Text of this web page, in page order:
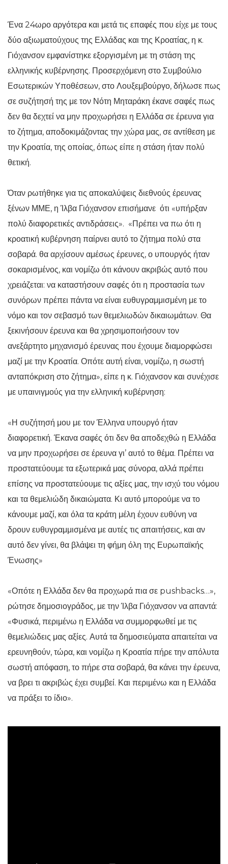
Ένα 24ωρο αργότερα και μετά τις επαφές που είχε με τους
δύο αξιωματούχους της Ελλάδας και της Κροατίας, η κ.
Γιόχανσον εμφανίστηκε εξοργισμένη με τη στάση της
ελληνικής κυβέρνησης. Προσερχόμενη στο Συμβούλιο
Εσωτερικών Υποθέσεων, στο Λουξεμβούργο, δήλωσε πως
σε συζήτησή της με τον Νότη Μηταράκη έκανε σαφές πως
δεν θα δεχτεί να μην προχωρήσει η Ελλάδα σε έρευνα για
το ζήτημα, αποδοκιμάζοντας την χώρα μας, σε αντίθεση με
την Κροατία, της οποίας, όπως είπε η στάση ήταν πολύ
θετική.
Όταν ρωτήθηκε για τις αποκαλύψεις διεθνούς έρευνας
ξένων ΜΜΕ, η Ίλβα Γιόχανσον επισήμανε ότι «υπήρξαν
πολύ διαφορετικές αντιδράσεις». «Πρέπει να πω ότι η
κροατική κυβέρνηση παίρνει αυτό το ζήτημα πολύ στα
σοβαρά. θα αρχίσουν αμέσως έρευνες, ο υπουργός ήταν
σοκαρισμένος, και νομίζω ότι κάνουν ακριβώς αυτό που
χρειάζεται: να καταστήσουν σαφές ότι η προστασία των
συνόρων πρέπει πάντα να είναι ευθυγραμμισμένη με το
νόμο και τον σεβασμό των θεμελιωδών δικαιωμάτων. Θα
ξεκινήσουν έρευνα και θα χρησιμοποιήσουν τον
ανεξάρτητο μηχανισμό έρευνας που έχουμε διαμορφώσει
μαζί με την Κροατία. Οπότε αυτή είναι, νομίζω, η σωστή
ανταπόκριση στο ζήτημα», είπε η κ. Γιόχανσον και συνέχισε
με υπαινιγμούς για την ελληνική κυβέρνηση:
«Η συζήτησή μου με τον Έλληνα υπουργό ήταν
διαφορετική. Έκανα σαφές ότι δεν θα αποδεχθώ η Ελλάδα
να μην προχωρήσει σε έρευνα γι’ αυτό το θέμα. Πρέπει να
προστατεύουμε τα εξωτερικά μας σύνορα, αλλά πρέπει
επίσης να προστατεύουμε τις αξίες μας, την ισχύ του νόμου
και τα θεμελιώδη δικαιώματα. Κι αυτό μπορούμε να το
κάνουμε μαζί, και όλα τα κράτη μέλη έχουν ευθύνη να
δρουν ευθυγραμμισμένα με αυτές τις απαιτήσεις, και αν
αυτό δεν γίνει, θα βλάψει τη φήμη όλη της Ευρωπαϊκής
Ένωσης»
«Οπότε η Ελλάδα δεν θα προχωρά πια σε pushbacks…»,
ρώτησε δημοσιογράδος, με την Ίλβα Γιόχανσον να απαντά:
«Φυσικά, περιμένω η Ελλάδα να συμμορφωθεί με τις
θεμελιώδεις μας αξίες. Αυτά τα δημοσιεύματα απαιτείται να
ερευνηθούν, τώρα, και νομίζω η Κροατία πήρε την απόλυτα
σωστή απόφαση, το πήρε στα σοβαρά, θα κάνει την έρευνα,
να βρει τι ακριβώς έχει συμβεί. Και περιμένω και η Ελλάδα
να πράξει το ίδιο».